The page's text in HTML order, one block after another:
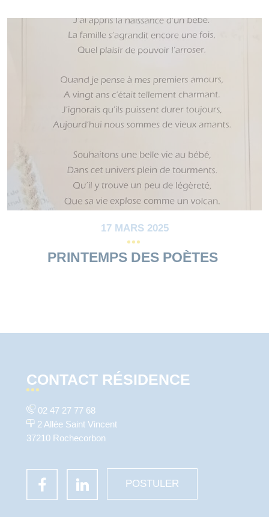
17 MARS 2025
PRINTEMPS DES POÈTES
CONTACT RÉSIDENCE
02 47 27 77 68
2 Allée Saint Vincent
37210 Rochecorbon
POSTULER